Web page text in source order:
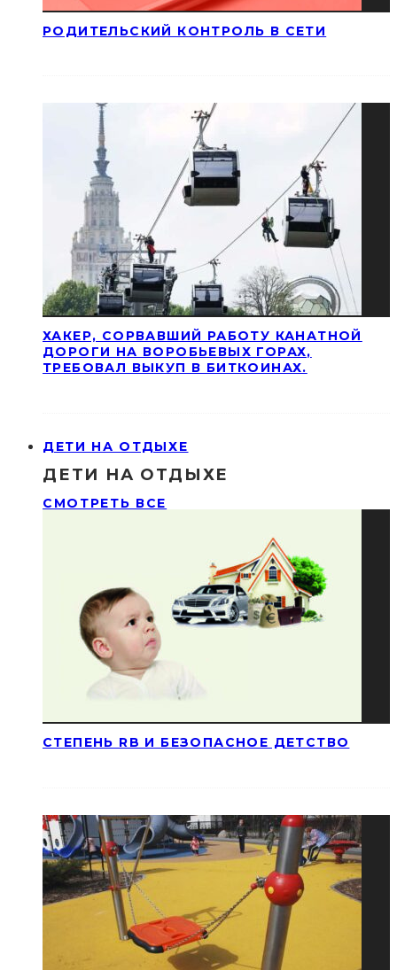
РОДИТЕЛЬСКИЙ КОНТРОЛЬ В СЕТИ
ХАКЕР, СОРВАВШИЙ РАБОТУ КАНАТНОЙ
ДОРОГИ НА ВОРОБЬЕВЫХ ГОРАХ,
ТРЕБОВАЛ ВЫКУП В БИТКОИНАХ.
ДЕТИ НА ОТДЫХЕ
ДЕТИ НА ОТДЫХЕ
СМОТРЕТЬ ВСЕ
СТЕПЕНЬ RB И БЕЗОПАСНОЕ ДЕТСТВО